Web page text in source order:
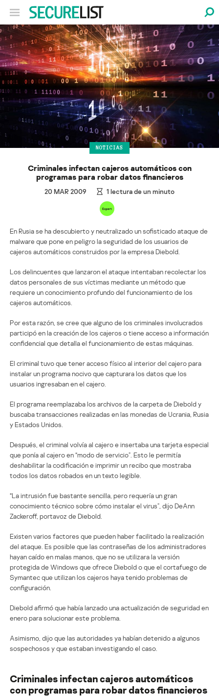
NOTICIAS
Criminales infectan cajeros automáticos con
programas para robar datos financieros
20 MAR 2009 1 lectura de un minuto
En Rusia se ha descubierto y neutralizado un sofisticado ataque de
malware que pone en peligro la seguridad de los usuarios de
cajeros automáticos construidos por la empresa Diebold.
Los delincuentes que lanzaron el ataque intentaban recolectar los
datos personales de sus víctimas mediante un método que
requiere un conocimiento profundo del funcionamiento de los
cajeros automáticos.
Por esta razón, se cree que alguno de los criminales involucrados
participó en la creación de los cajeros o tiene acceso a información
confidencial que detalla el funcionamiento de estas máquinas.
El criminal tuvo que tener acceso físico al interior del cajero para
instalar un programa nocivo que capturara los datos que los
usuarios ingresaban en el cajero.
El programa reemplazaba los archivos de la carpeta de Diebold y
buscaba transacciones realizadas en las monedas de Ucrania, Rusia
y Estados Unidos.
Después, el criminal volvía al cajero e insertaba una tarjeta especial
que ponía al cajero en “modo de servicio”. Esto le permitía
deshabilitar la codificación e imprimir un recibo que mostraba
todos los datos robados en un texto legible.
“La intrusión fue bastante sencilla, pero requería un gran
conocimiento técnico sobre cómo instalar el virus”, dijo DeAnn
Zackeroff, portavoz de Diebold.
Existen varios factores que pueden haber facilitado la realización
del ataque. Es posible que las contraseñas de los administradores
hayan caído en malas manos, que no se utilizara la versión
protegida de Windows que ofrece Diebold o que el cortafuego de
Symantec que utilizan los cajeros haya tenido problemas de
configuración.
Diebold afirmó que había lanzado una actualización de seguridad en
enero para solucionar este problema.
Asimismo, dijo que las autoridades ya habían detenido a algunos
sospechosos y que estaban investigando el caso.
Criminales infectan cajeros automáticos
con programas para robar datos financieros